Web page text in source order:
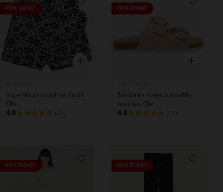
PRIX ROND* Liste de souhaits
Aperçu rapide
Jupe-short imprimé fleuri
fille
4.8
PRIX ROND*
Aperçu
Sandales roses à double
boucles fille
4.6
PRIX ROND* Liste de souhaits
PRIX ROND*